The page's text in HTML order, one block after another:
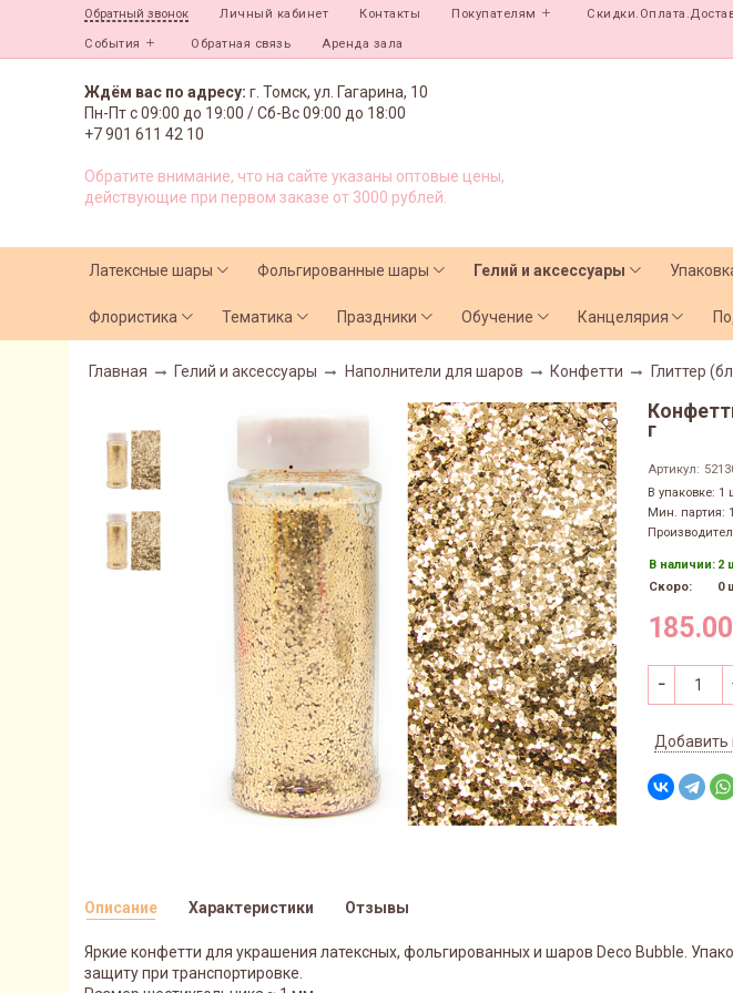
Обратный звонок Личный кабинет Контакты Покупателям
События Обратная связь Аренда зала
Ждём вас по адресу: г. Томск, ул. Гагарина, 10
Пн-Пт с09:00 до 19:00 /Сб-Вс 09:00 до 18:00
+7 901 611 42 10
Обратите внимание, что на сайте указаны оптовые цены,
действующие при первом заказе от 3000 рублей.
Латексные шары Фольгированные шары Гелий и аксессуары
Флористика Тематика Праздники Обучение Канцелярия
Главная Гелий и аксессуары Наполнители для шаров Конфетти Глиттер
г
Артикул:
В упаковке: 1
Мин. партия:
В наличии: 2
Скоро:
0
Добавить
Описание
Яркие конфетти для украшения латексных, фольгированных и шаров Deco Bubble.
защиту при транспортировке.
Характеристики Отзывы